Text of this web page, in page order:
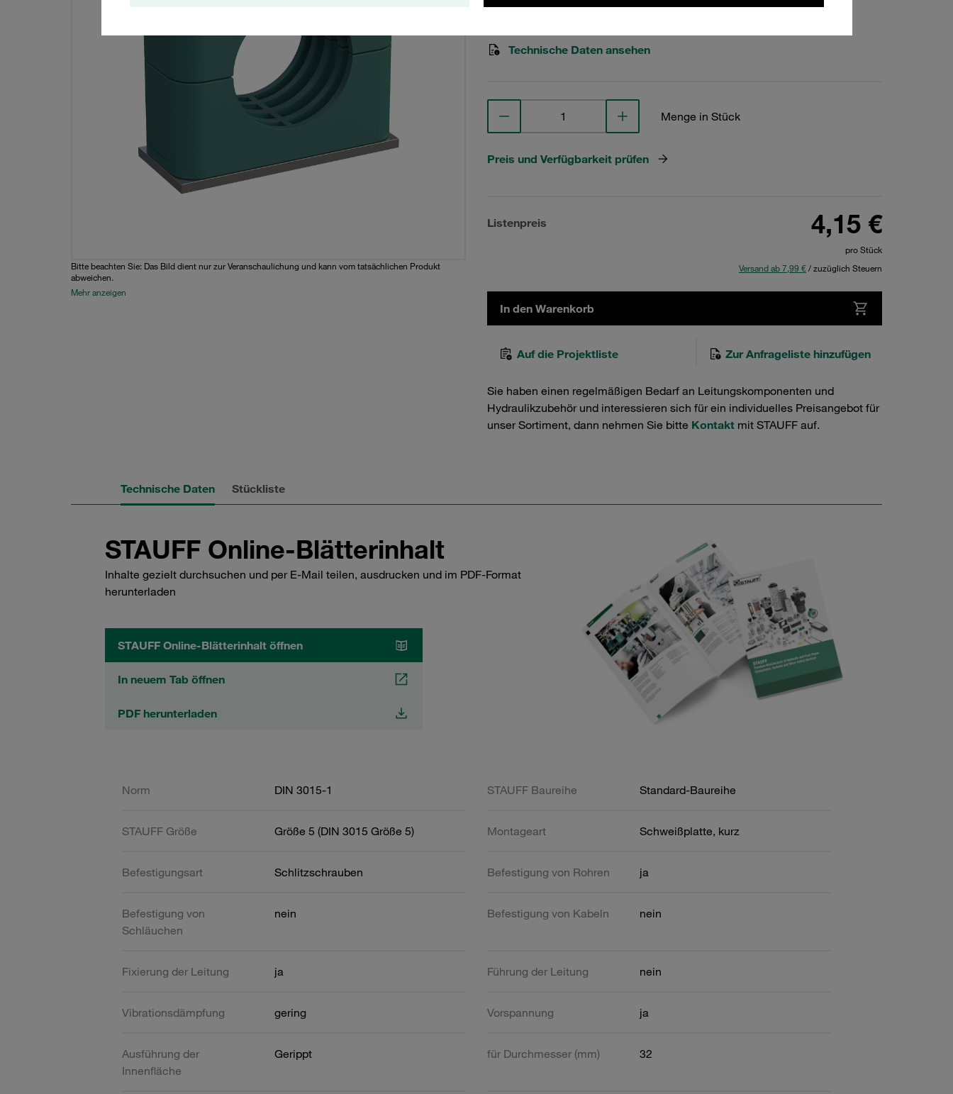
Bitte beachten Sie: Das Bild dient nur zur Veranschaulichung und kann vom tatsächlichen Produkt
abweichen.
Mehr anzeigen
Technische Daten ansehen
Menge in Stück
Preis und Verfügbarkeit prüfen
Listenpreis 4,15 €
pro Stück
Versand ab 7,99 €/ zuzüglich Steuern
In den Warenkorb
Auf die Projektliste Zur Anfrageliste hinzufügen
Sie haben einen regelmäßigen Bedarf an Leitungskomponenten und
Hydraulikzubehör und interessieren sich für ein individuelles Preisangebot für
unser Sortiment, dann nehmen Sie bitte Kontakt mit STAUFF auf.
Technische Daten Stückliste
STAUFF Online-Blätterinhalt
Inhalte gezielt durchsuchen und per E-Mail teilen, ausdrucken und im PDF-Format
herunterladen
STAUFF Online-Blätterinhalt öffnen
In neuem Tab öffnen
PDF herunterladen
Norm DIN 3015-1 STAUFF Baureihe Standard-Baureihe
STAUFF Größe Größe 5 (DIN 3015 Größe 5) Montageart Schweißplatte, kurz
Befestigungsart Schlitzschrauben Befestigung von Rohren ja
Befestigung von
Schläuchen
nein Befestigung von Kabeln nein
Fixierung der Leitung ja Führung der Leitung nein
Vibrationsdämpfung gering Vorspannung ja
Ausführung der
Innenfläche
Gerippt für Durchmesser (mm) 32